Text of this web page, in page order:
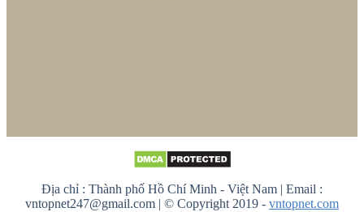
Địa chỉ : Thành phố Hồ Chí Minh - Việt Nam | Email :
vntopnet247@gmail.com | © Copyright 2019 - vntopnet.com